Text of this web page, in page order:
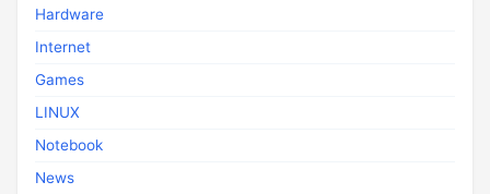
Hardware
Internet
Games
LINUX
Notebook
News